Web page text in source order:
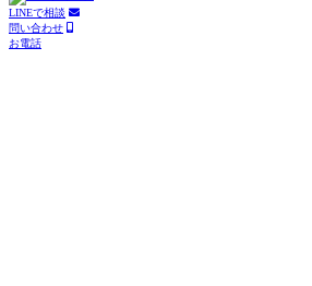
LINEで相談
問い合わせ
お電話